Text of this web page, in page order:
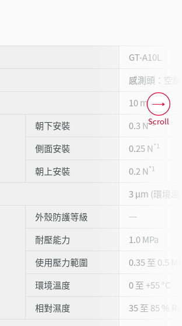
GT-A10L
感測頭：空
10 mm
朝下安裝 0.3 N*1
側面安裝 0.25 N*1
朝上安裝 0.2 N*1
3 µm (環境溫
外殼防護等級
―
耐壓能力
1.0 MPa
使用壓力範圍
0.35 至 0.5
環境溫度
0 至 +55 °C
相對濕度
35 至 85 %
Scroll